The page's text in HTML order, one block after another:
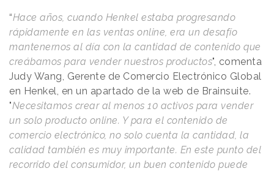
“Hace años, cuando Henkel estaba progresando
rápidamente en las ventas online, era un desafío
mantenernos al día con la cantidad de contenido que
creábamos para vender nuestros productos", comenta
Judy Wang, Gerente de Comercio Electrónico Global
en Henkel, en un apartado de la web de Brainsuite.
"Necesitamos crear al menos 10 activos para vender
un solo producto online. Y para el contenido de
comercio electrónico, no solo cuenta la cantidad, la
calidad también es muy importante. En este punto del
recorrido del consumidor, un buen contenido puede